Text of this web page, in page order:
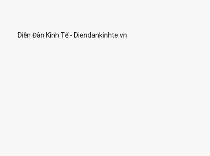
Diễn Đàn Kinh Tế - Diendankinhte.vn